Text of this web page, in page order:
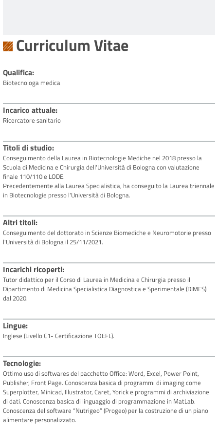
Curriculum Vitae
Qualifica
Biotecnologa medica
Incarico attuale
Ricercatore sanitario
Titoli di studio
Conseguimento della Laurea in Biotecnologie Mediche nel 2018 presso la
Scuola di Medicina e Chirurgia dell'Università di Bologna con valutazione
finale 110/110 e LODE.
Precedentemente alla Laurea Specialistica, ha conseguito la Laurea triennale
in Biotecnologie presso l'Università di Bologna.
Altri titoli
Conseguimento del dottorato in Scienze Biomediche e Neuromotorie presso
l'Università di Bologna il 25/11/2021.
Incarichi ricoperti
Tutor didattico per il Corso di Laurea in Medicina e Chirurgia presso il
Dipartimento di Medicina Specialistica Diagnostica e Sperimentale (DIMES)
dal 2020.
Lingue
Inglese (Livello C1- Certificazione TOEFL).
Tecnologie
Ottimo uso di softwares del pacchetto Office: Word, Excel, Power Point,
Publisher, Front Page. Conoscenza basica di programmi di imaging come
Superplotter, Minicad, Illustrator, Caret, Yorick e programmi di archiviazione
di dati. Conoscenza basica di linguaggio di programmazione in MatLab.
Conoscenza del software “Nutrigeo” (Progeo) per la costruzione di un piano
alimentare personalizzato.